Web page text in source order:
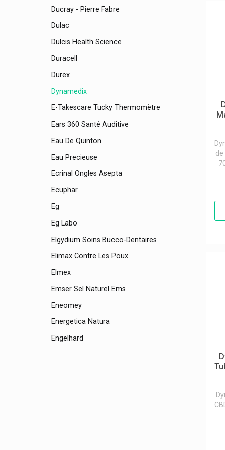
Ducray - Pierre Fabre
Dulac
Dulcis Health Science
Duracell
Durex
Dynamedix
E-Takescare Tucky Thermomètre
Ears 360 Santé Auditive
Eau De Quinton
Eau Precieuse
Ecrinal Ongles Asepta
Ecuphar
Eg
Eg Labo
Elgydium Soins Bucco-Dentaires
Elimax Contre Les Poux
Elmex
Emser Sel Naturel Ems
Eneomey
Energetica Natura
Engelhard